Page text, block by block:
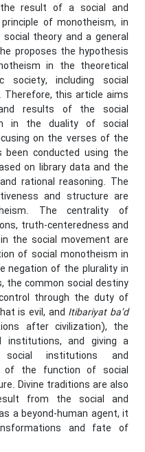
result of a social and
of monotheism, in
theory and a general
proposes the hypothesis
in the theoretical
society, including social
Therefore, this article aims
results of the social
in the duality of social
on the verses of the
been conducted using the
on library data and the
rational reasoning. The
and structure are
The centrality of
truth-centeredness and
the social movement are
of social monotheism in
negation of the plurality in
the common social destiny
through the duty of
is evil, and Itibariyat ba’d
after civilization), the
institutions, and giving a
institutions and
of the function of social
Divine traditions are also
from the social and
a beyond-human agent, it
and fate of